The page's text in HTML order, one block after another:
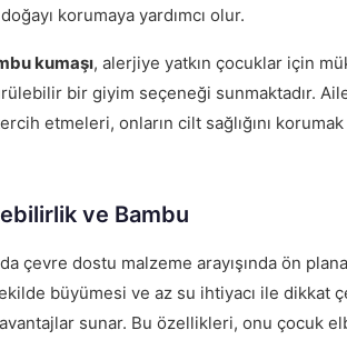
korumaya yardımcı olur.
kumaşı, alerjiye yatkın çocuklar için
bir giyim seçeneği sunmaktadır.
etmeleri, onların cilt sağlığını
ve Bambu
çevre dostu malzeme arayışında ön
büyümesi ve az su ihtiyacı ile
avantajlar sunar. Bu özellikleri, onu çocuk